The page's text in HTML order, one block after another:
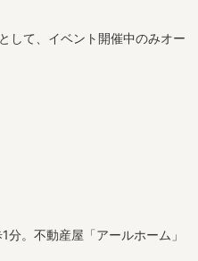
して、イベント開催中のみオー
。不動産屋「アールホーム」